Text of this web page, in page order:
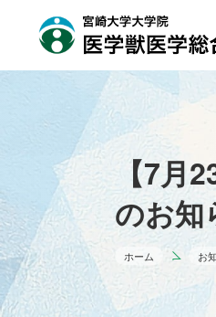
【7月
のお知
ホーム お